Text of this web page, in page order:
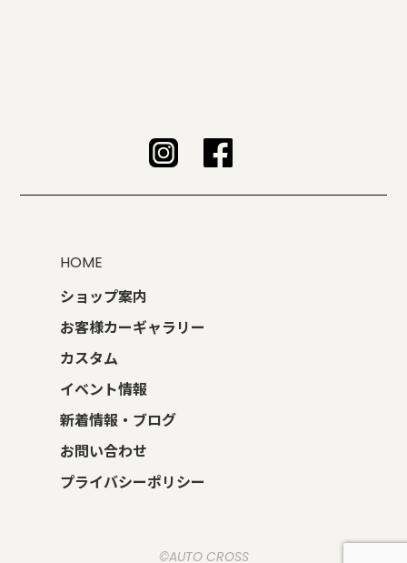
HOME
ショップ案内
お客様カーギャラリー
カスタム
イベント情報
新着情報・ブログ
お問い合わせ
プライバシーポリシー
©AUTO CROSS